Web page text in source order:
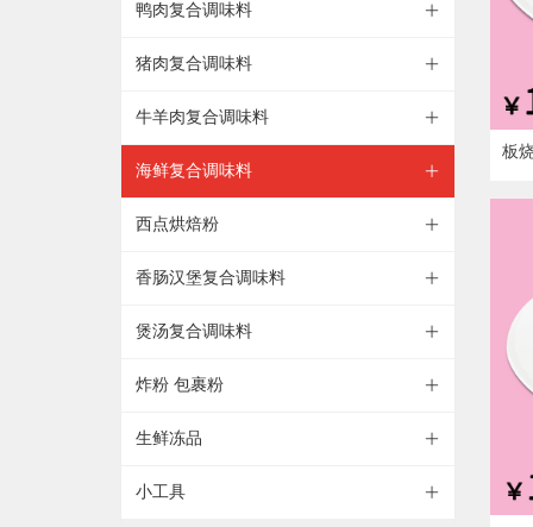
板
ꄶ
鸭肉复合调味料
ꄶ
猪肉复合调味料
ꄶ
牛羊肉复合调味料
ꄶ
海鲜复合调味料
ꄶ
西点烘焙粉
ꄶ
香肠汉堡复合调味料
ꄶ
煲汤复合调味料
ꄶ
炸粉 包裹粉
ꄶ
生鲜冻品
ꄶ
小工具